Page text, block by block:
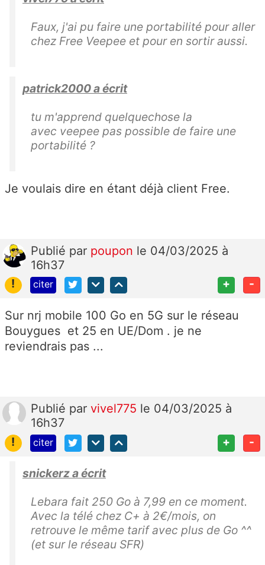
Faux, j'ai pu faire une portabilité pour aller
chez Free Veepee et pour en sortir aussi.
patrick2000 a écrit
tu m'apprend quelquechose la
avec veepee pas possible de faire une
portabilité ?
Je voulais dire en étant déjà client Free.
Publié par poupon le 04/03/2025 à
16h37
!
citer + -
Sur nrj mobile 100 Go en 5G sur le réseau
Bouygues et 25 en UE/Dom . je ne
reviendrais pas ...
Publié par vivel775 le 04/03/2025 à
16h37
!
citer + -
snickerz a écrit
Lebara fait 250 Go à 7,99 en ce moment.
Avec la télé chez C+ à 2€/mois, on
retrouve le même tarif avec plus de Go ^^
(et sur le réseau SFR)